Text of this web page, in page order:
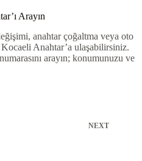
Arayın
anahtar çoğaltma veya oto
Anahtar’a ulaşabilirsiniz.
arayın; konumunuzu ve
NEXT